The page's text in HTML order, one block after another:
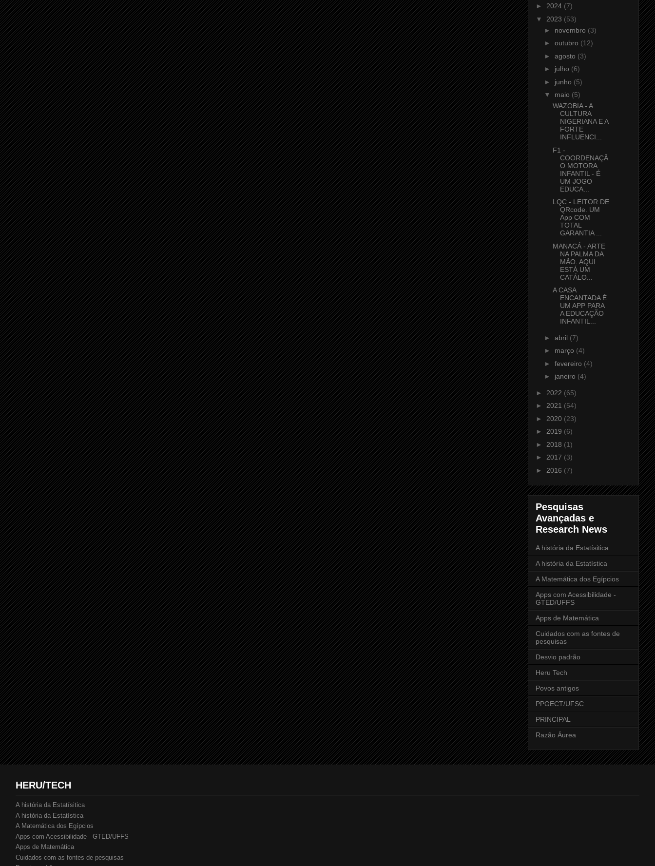
► 2024 (7)
▼ 2023 (53)
► novembro (3)
► outubro (12)
► agosto (3)
► julho (6)
► junho (5)
▼ maio (5)
WAZOBIA - A
CULTURA
NIGERIANA E A
FORTE
INFLUENCI...
F1 -
COORDENAÇÃ
O MOTORA
INFANTIL - É
UM JOGO
EDUCA...
LQC - LEITOR DE
QRcode. UM
App COM
TOTAL
GARANTIA ...
MANACÁ - ARTE
NA PALMA DA
MÃO. AQUI
ESTÁ UM
CATÁLO...
A CASA
ENCANTADA É
UM APP PARA
A EDUCAÇÃO
INFANTIL...
► abril (7)
► março (4)
► fevereiro (4)
► janeiro (4)
► 2022 (65)
► 2021 (54)
► 2020 (23)
► 2019 (6)
► 2018 (1)
► 2017 (3)
► 2016 (7)
Pesquisas
Avançadas e
Research News
A história da Estatísitica
A história da Estatística
A Matemática dos Egípcios
Apps com Acessibilidade -
GTED/UFFS
Apps de Matemática
Cuidados com as fontes de
pesquisas
Desvio padrão
Heru Tech
Povos antigos
PPGECT/UFSC
PRINCIPAL
Razão Áurea
HERU/TECH
A história da Estatísitica
A história da Estatística
A Matemática dos Egípcios
Apps com Acessibilidade - GTED/UFFS
Apps de Matemática
Cuidados com as fontes de pesquisas